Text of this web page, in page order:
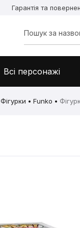
Гарантія та
Всі персонажі
Фігурки Funko